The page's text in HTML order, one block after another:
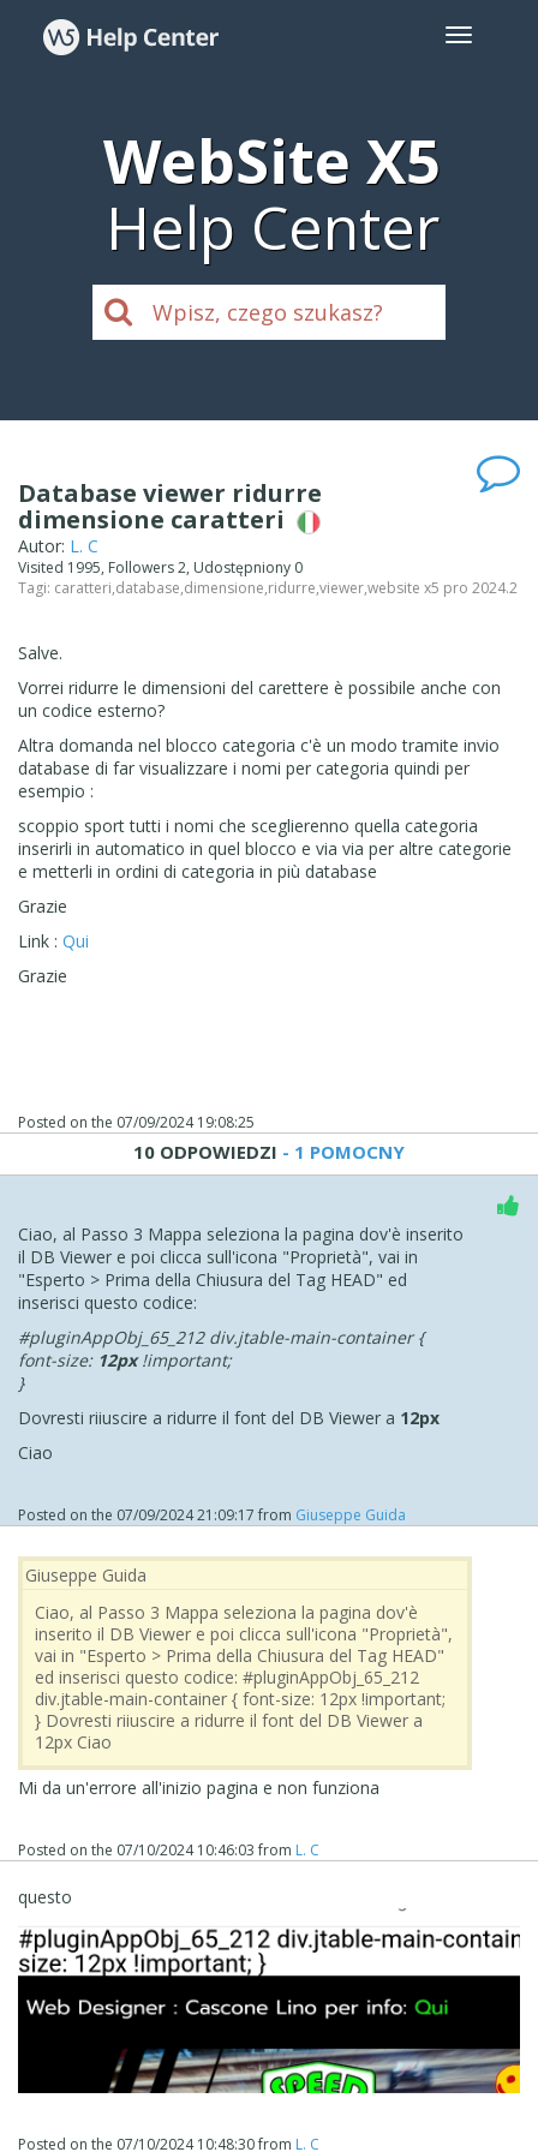
WebSite X5
Help Center
Database viewer ridurre
dimensione caratteri
Autor: L. C
Visited 1995, Followers 2, Udostępniony 0
Tagi: caratteri,database,dimensione,ridurre,viewer,website x5 pro 2024.2
Salve.
Vorrei ridurre le dimensioni del carettere è possibile anche con
un codice esterno?
Altra domanda nel blocco categoria c'è un modo tramite invio
database di far visualizzare i nomi per categoria quindi per
esempio :
scoppio sport tutti i nomi che sceglierenno quella categoria
inserirli in automatico in quel blocco e via via per altre categorie
e metterli in ordini di categoria in più database
Grazie
Link : Qui
Grazie
Posted on the 07/09/2024 19:08:25
10 ODPOWIEDZI - 1 POMOCNY
Ciao, al Passo 3 Mappa seleziona la pagina dov'è inserito
il DB Viewer e poi clicca sull'icona "Proprietà", vai in
"Esperto > Prima della Chiusura del Tag HEAD" ed
inserisci questo codice:
#pluginAppObj_65_212 div.jtable-main-container {
font-size: 12px!important;
}
Dovresti riiuscire a ridurre il font del DB Viewer a 12px
Ciao
Posted on the 07/09/2024 21:09:17 from Giuseppe Guida
Giuseppe Guida
Ciao, al Passo 3 Mappa seleziona la pagina dov'è
inserito il DB Viewer e poi clicca sull'icona "Proprietà",
vai in "Esperto > Prima della Chiusura del Tag HEAD"
ed inserisci questo codice: #pluginAppObj_65_212
div.jtable-main-container { font-size: 12px !important;
} Dovresti riiuscire a ridurre il font del DB Viewer a
12px Ciao
Mi da un'errore all'inizio pagina e non funziona
Posted on the 07/10/2024 10:46:03from L. C
questo
Posted on the 07/10/2024 10:48:30from L. C